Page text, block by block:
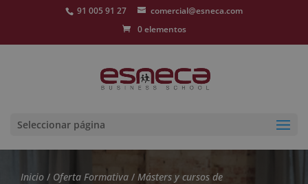
91 005 91 27
comercial@esneca.com
0 elementos
Seleccionar página
Inicio / Oferta Formativa / Másters y cursos de